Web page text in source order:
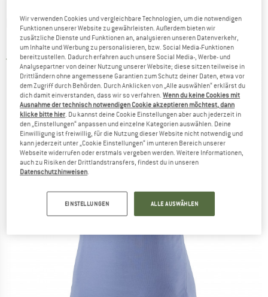
PATAGONIA -Women's Arnica Tank -
Funktionsshirt
3,0(1)
Wir verwenden Cookies und vergleichbare Technologien, um die notwendigen
Funktionen unserer Website zu gewährleisten. Außerdem bieten wir
zusätzliche Dienste und Funktionen an, analysieren unseren Datenverkehr,
um Inhalte und Werbung zu personalisieren, bzw. Social Media-Funktionen
bereitzustellen. Dadurch erfahren auch unsere Social Media-, Werbe- und
Analysepartner von deiner Nutzung unserer Website; diese sitzen teilweise in
Drittländern ohne angemessene Garantien zum Schutz deiner Daten, etwa vor
dem Zugriff durch Behörden. Durch Anklicken von „Alle auswählen“ erklärst du
dich damit einverstanden, dass wir so verfahren.Wenn du keine Cookies mit
Ausnahme der technisch notwendigen Cookie akzeptieren möchtest, dann
klicke bitte hier. Du kannst deine Cookie Einstellungen aber auch jederzeit in
den „Einstellungen“ anpassen und einzelne Kategorien auswählen. Deine
Einwilligung ist freiwillig, für die Nutzung dieser Website nicht notwendig und
kann jederzeit unter „Cookie Einstellungen“ im unteren Bereich unserer
Webseite widerrufen oder erstmals vergeben werden. Weitere Informationen,
auch zu Risiken der Drittlandstransfers, findest du in unseren
Datenschutzhinweisen.
EINSTELLUNGEN ALLE AUSWÄHLEN